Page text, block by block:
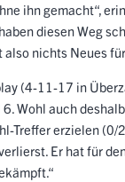
ihn gemacht“,
diesen Weg
nichts Neues
(4-11-17 in
Wohl auch
Treffer erzielen (0/
Er hat für